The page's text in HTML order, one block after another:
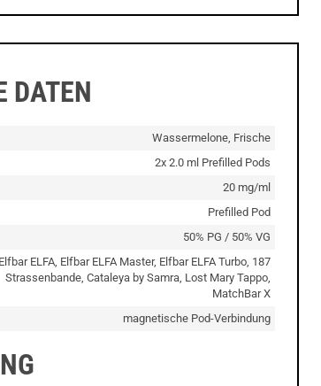
DATEN
Wassermelone, Frische
2x 2.0 ml Prefilled Pods
20 mg/ml
Prefilled Pod
50% PG / 50% VG
Elfbar ELFA, Elfbar ELFA Master, Elfbar ELFA Turbo, 187
Strassenbande, Cataleya by Samra, Lost Mary Tappo,
MatchBar X
magnetische Pod-Verbindung